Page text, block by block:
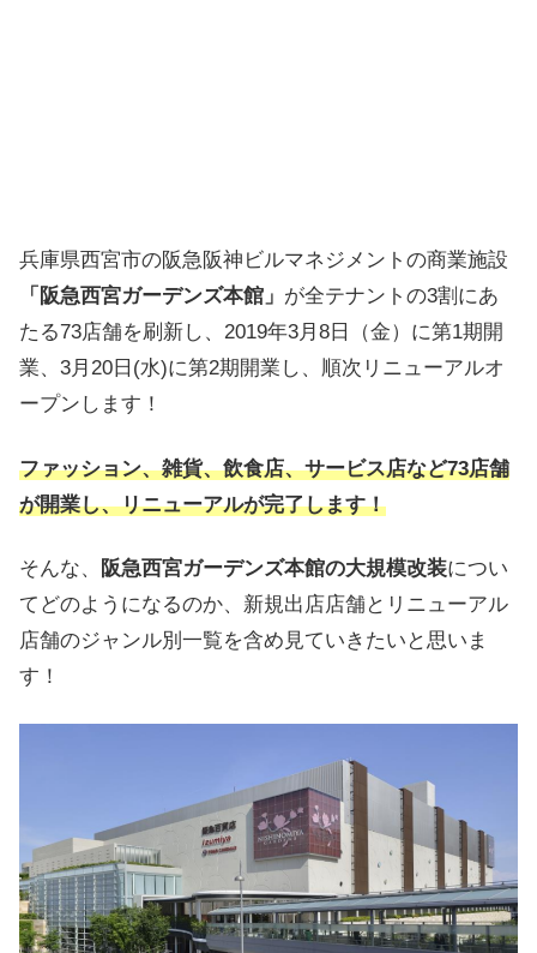
兵庫県西宮市の阪急阪神ビルマネジメントの商業施設
「阪急西宮ガーデンズ本館」 が全テナントの3割にあ
たる73店舗を刷新し、2019年3月8日（金）に第1期開
業、3月20日(水)に第2期開業し、順次リニューアルオ
ープンします！
ファッション、雑貨、飲食店、サービス店など73店舗
が開業し、リニューアルが完了します！
そんな、 阪急西宮ガーデンズ本館の大規模改装につい
てどのようになるのか、新規出店店舗とリニューアル
店舗のジャンル別一覧を含め見ていきたいと思いま
す！